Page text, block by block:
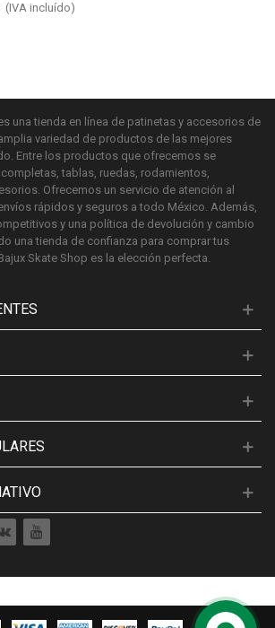
(IVA incluído)
una tienda en línea de patinetas y accesorios de
variedad de productos de las mejores
Entre los productos que ofrecemos se
tablas, ruedas, rodamientos,
Ofrecemos un servicio de atención al
rápidos y seguros a todo México. Además,
y una política de devolución y cambio
una tienda de confianza para comprar tus
Skate Shop es la elección perfecta.